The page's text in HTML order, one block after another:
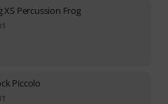
XS Percussion Frog
Piccolo